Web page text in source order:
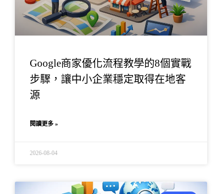
Google商家優化流程教學的8個實戰
步驟，讓中小企業穩定取得在地客
源
閱讀更多 »
2026-08-04